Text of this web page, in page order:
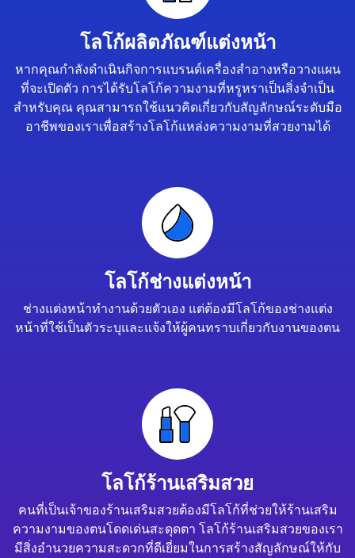
โลโก้ผลิตภัณฑ์แต่งหน้า
หากคุณกำลังดำเนินกิจการแบรนด์เครื่องสำอางหรือวางแผน
ที่จะเปิดตัว การได้รับโลโก้ความงามที่หรูหราเป็นสิ่งจำเป็น
สำหรับคุณ คุณสามารถใช้แนวคิดเกี่ยวกับสัญลักษณ์ระดับมือ
อาชีพของเราเพื่อสร้างโลโก้แหล่งความงามที่สวยงามได้
โลโก้ช่างแต่งหน้า
ช่างแต่งหน้าทำงานด้วยตัวเอง แต่ต้องมีโลโก้ของช่างแต่ง
หน้าที่ใช้เป็นตัวระบุและแจ้งให้ผู้คนทราบเกี่ยวกับงานของตน
โลโก้ร้านเสริมสวย
คนที่เป็นเจ้าของร้านเสริมสวยต้องมีโลโก้ที่ช่วยให้ร้านเสริม
ความงามของตนโดดเด่นสะดุดตา โลโก้ร้านเสริมสวยของเรา
มีสิ่งอำนวยความสะดวกที่ดีเยี่ยมในการสร้างสัญลักษณ์ให้กับ